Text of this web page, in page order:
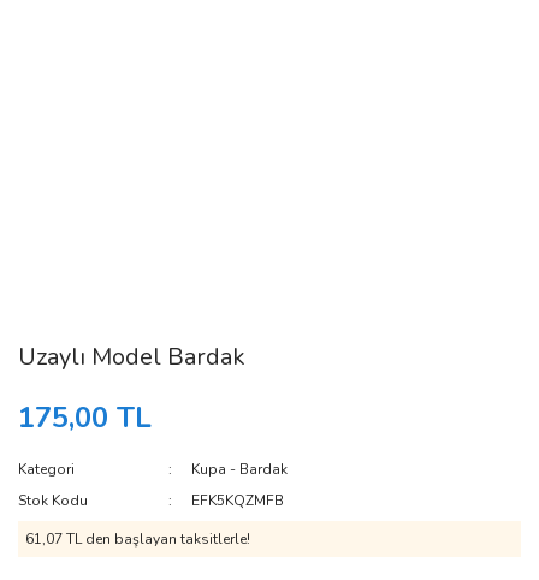
Uzaylı Model Bardak
175,00 TL
Kategori
Kupa - Bardak
Stok Kodu
EFK5KQZMFB
61,07 TL den başlayan taksitlerle!